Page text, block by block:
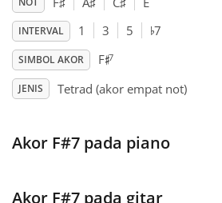
English
Español
INTERVAL 1 3 5 ♭7
SIMBOL AKOR F♯7
JENIS Tetrad (akor empat not)
Akor F#7 pada piano
Akor F#7 pada gitar